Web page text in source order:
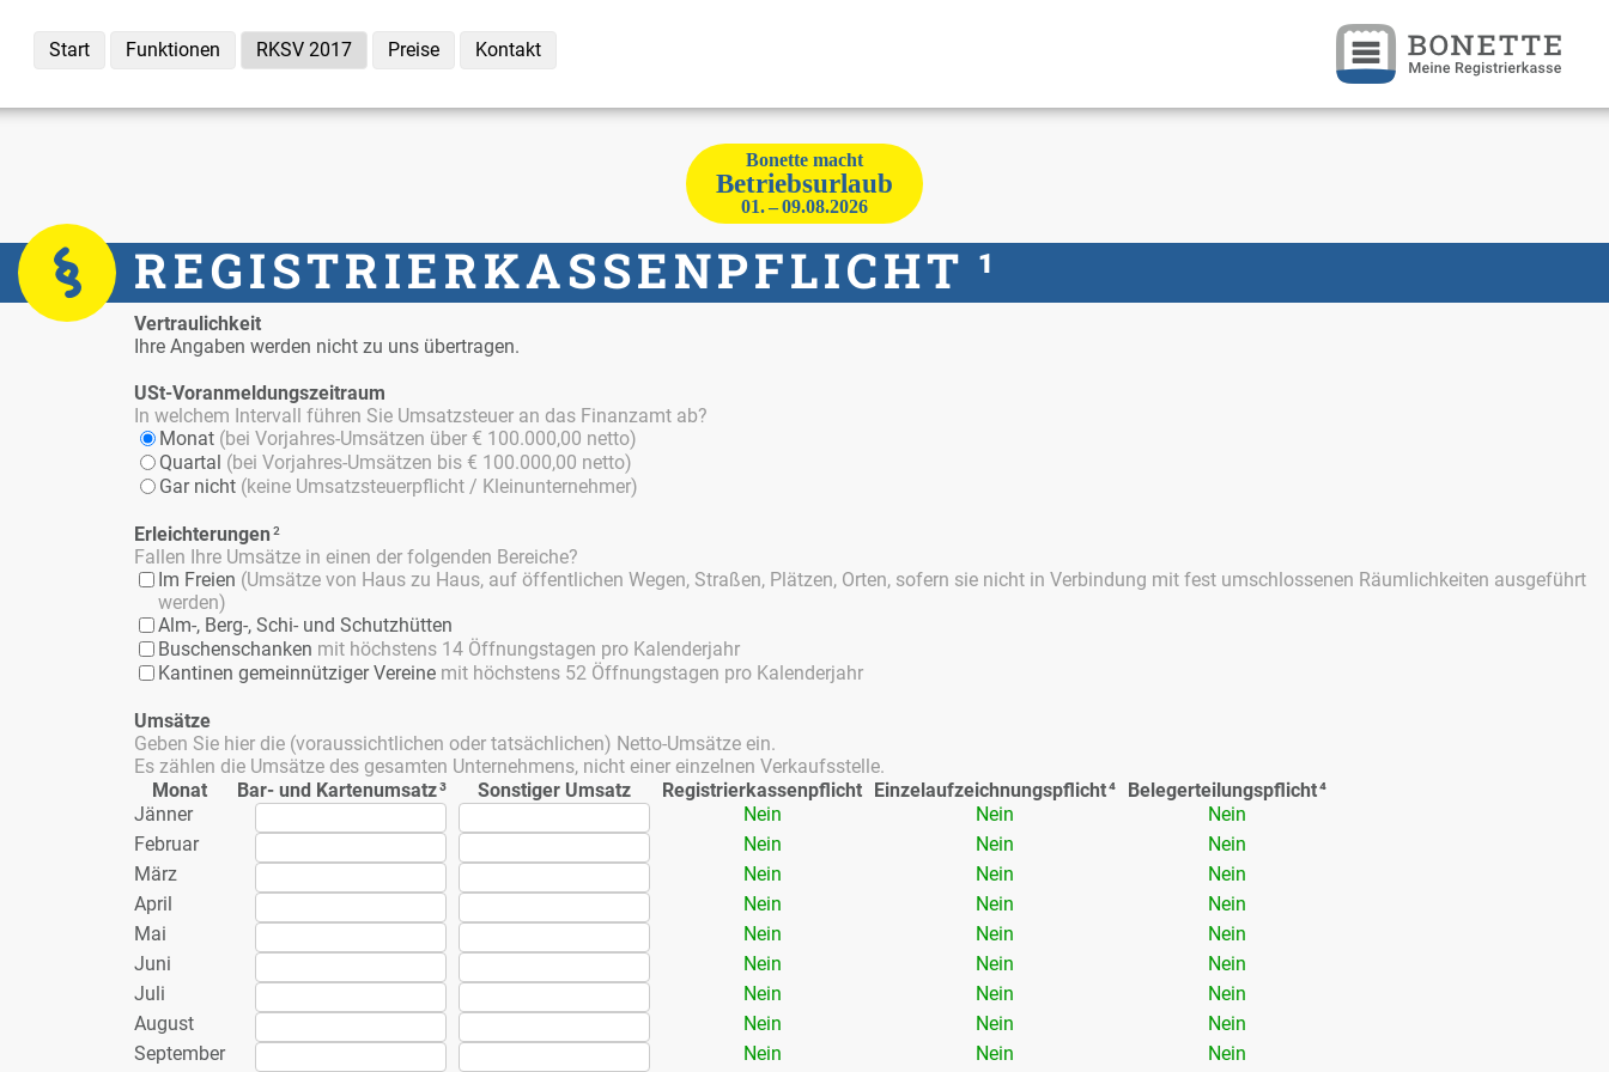
Start Funk­tio­nen RKSV 2017 Prei­se Kon­takt
Bo­net­te macht
Be­triebs­ur­laub
01. – 09.08.2026
RE­GIS­TRIER­KAS­SEN­PFLICHT ¹
Ver­trau­lich­keit
Ih­re An­ga­ben wer­den nicht zu uns über­tra­gen.
USt-Vor­anmel­dungs­zeit­raum
In wel­chem In­ter­vall füh­ren Sie Um­satz­steu­er an das Fi­nanz­amt ab?
Mo­nat (bei Vor­jah­res-Um­sät­zen über € 100.000,00 net­to)
Quar­tal (bei Vor­jah­res-Um­sät­zen bis € 100.000,00 net­to)
Gar nicht (kei­ne Um­satz­steu­er­pflicht / Klein­un­ter­neh­mer)
Er­leich­te­run­gen²
Fal­len Ih­re Um­sät­ze in ei­nen der fol­gen­den Be­rei­che?
Im Frei­en (Um­sät­ze von Haus zu Haus, auf öf­fent­li­chen We­gen, Stra­ßen, Plät­zen, Or­ten, so­fern sie nicht in Ver­bin­dung mit fest um­schlos­se­nen Räum­lich­kei­ten aus­ge­führt
wer­den)
Alm-, Berg-, Schi- und Schutz­hüt­ten
Bu­schen­schan­ken mit höchs­tens 14 Öff­nungs­ta­gen pro Ka­len­der­jahr
Kan­ti­nen ge­mein­nüt­zi­ger Ver­ei­ne mit höchs­tens 52 Öff­nungs­ta­gen pro Ka­len­der­jahr
Um­sät­ze
Ge­ben Sie hier die (vor­aus­sicht­li­chen oder tat­säch­li­chen) Net­to-Um­sät­ze ein.
Es zäh­len die Um­sät­ze des ge­sam­ten Un­ter­neh­mens, nicht ei­ner ein­zel­nen Ver­kaufs­stel­le.
Mo­nat
Bar- und Kar­ten­um­satz³ Sons­ti­ger Um­satz Re­gis­trier­kas­sen­pflicht Ein­zel­auf­zeich­nungs­pflicht⁴ Be­le­ger­tei­lungs­pflicht⁴
Jän­ner
Nein Nein
Nein
Fe­bru­ar
Nein Nein
Nein
März
Nein Nein
Nein
April
Nein Nein
Nein
Mai
Nein Nein
Nein
Ju­ni
Nein Nein
Nein
Ju­li
Nein Nein
Nein
Au­gust
Nein Nein
Nein
Sep­tem­ber
Nein Nein Nein